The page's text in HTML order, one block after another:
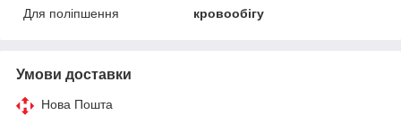
Для поліпшення
кровообігу
Умови доставки
Нова Пошта